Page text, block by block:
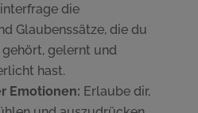
die
Glaubenssätze, die du
gelernt und
hast.
Emotionen: Erlaube dir,